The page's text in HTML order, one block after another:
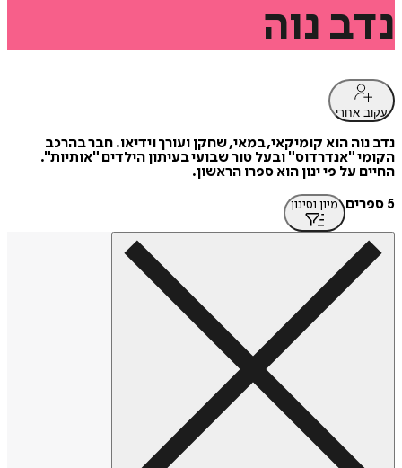
נדב נוה
עקוב אחרי
נדב נוה הוא קומיקאי, במאי, שחקן ועורך וידיאו. חבר בהרכב
הקומי "אנדרדוס" ובעל טור שבועי בעיתון הילדים "אותיות".
החיים על פי ינון הוא ספרו הראשון.
5 ספרים
מיון וסינון